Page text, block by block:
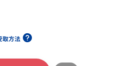
取方法